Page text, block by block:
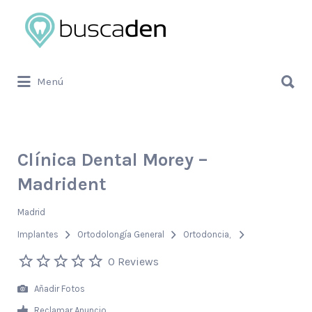
Buscar
por:
Menú
por:
Clínica Dental Morey –
Madrident
Madrid
Implantes Ortodolongía General Ortodoncia
0 Reviews
Añadir Fotos